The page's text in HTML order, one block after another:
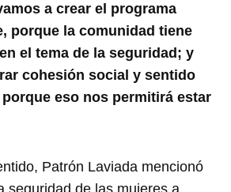
a crear el programa
porque la comunidad tiene
el tema de la seguridad; y
cohesión social y sentido
eso nos permitirá estar
Patrón Laviada mencionó